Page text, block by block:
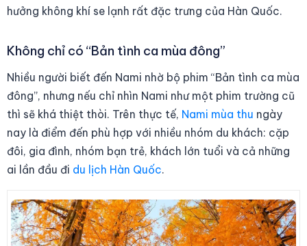
hưởng không khí se lạnh rất đặc trưng của Hàn Quốc.
Không chỉ có “Bản tình ca mùa đông”
Nhiều người biết đến Nami nhờ bộ phim “Bản tình ca mùa
đông”, nhưng nếu chỉ nhìn Nami như một phim trường cũ
thì sẽ khá thiệt thòi. Trên thực tế, Nami mùa thu ngày
nay là điểm đến phù hợp với nhiều nhóm du khách: cặp
đôi, gia đình, nhóm bạn trẻ, khách lớn tuổi và cả những
ai lần đầu đi du lịch Hàn Quốc.